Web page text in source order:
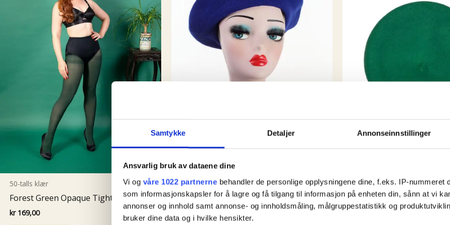
Samtykke Detaljer Annonseinnstillinger
Ansvarlig bruk av dataene dine
Vi og våre 1022 partnerne behandler de personlige opplysningene dine, f.eks. IP-nummeret
som informasjonskapsler for å lagre og få tilgang til informasjon på enheten din, sånn at vi
annonser og innhold samt annonse- og innholdsmåling, målgruppestatistikk og
bruker dine data og i hvilke hensikter.
selv handlet i
) så hvorfor skal
kule byene har?
vikarer og
spennende å se hva
50-talls klær
Forest Green Opaque Tights
kr169,00 Accessories
French Beret – Lucky
kr349,00